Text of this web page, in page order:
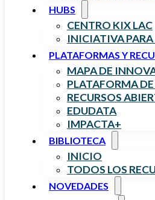
HUBS
CENTRO KIX LAC
INICIATIVA
PLATAFORMAS Y
MAPA DE
PLATAFORMA
RECURSOS
EDUDATA
IMPACTA+
BIBLIOTECA
INICIO
TODOS LOS
NOVEDADES